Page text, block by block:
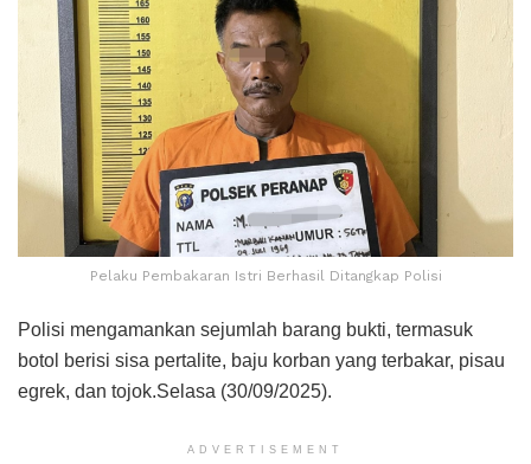
Pelaku Pembakaran Istri Berhasil Ditangkap Polisi
Polisi mengamankan sejumlah barang bukti, termasuk
botol berisi sisa pertalite, baju korban yang terbakar, pisau
egrek, dan tojok.Selasa (30/09/2025).
ADVERTISEMENT